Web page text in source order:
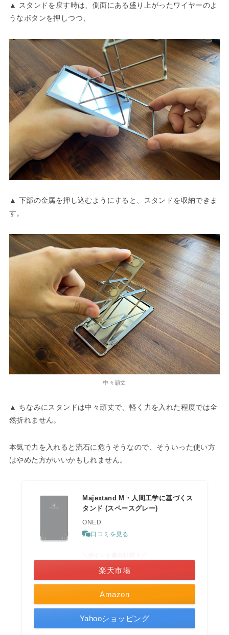
▲ スタンドを戻す時は、側面にある盛り上がったワイヤーのよ
うなボタンを押しつつ、
▲ 下部の金属を押し込むようにすると、スタンドを収納できま
す。
中々頑丈
▲ ちなみにスタンドは中々頑丈で、軽く力を入れた程度では全
然折れません。
本気で力を入れると流石に危うそうなので、そういった使い方
はやめた方がいいかもしれません。
Majextand M・人間工学に基づくス
タンド (スペースグレー)
ONED
口コミを見る
Amazon
楽天市場
Yahooショッピング